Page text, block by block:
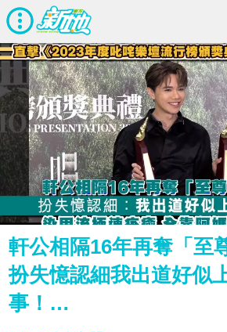
軒公相隔16年再奪「至
扮失憶認細我出道好似
事！…